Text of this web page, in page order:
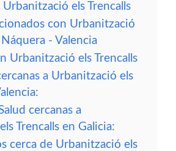
els Trencalls
con Urbanització
- Valencia
Urbanització els Trencalls
a Urbanització els
cercanas a
Trencalls en Galicia:
cerca de Urbanització els